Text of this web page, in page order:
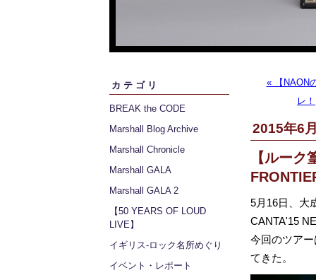
カテゴリ
BREAK the CODE
Marshall Blog Archive
Marshall Chronicle
Marshall GALA
Marshall GALA 2
【50 YEARS OF LOUD
LIVE】
イギリス‐ロック名所めぐり
イベント・レポート
« 【NAON
レ！
2015年6
【ルー
5月16日、大
CANTA'15
今回のツア
てきた。